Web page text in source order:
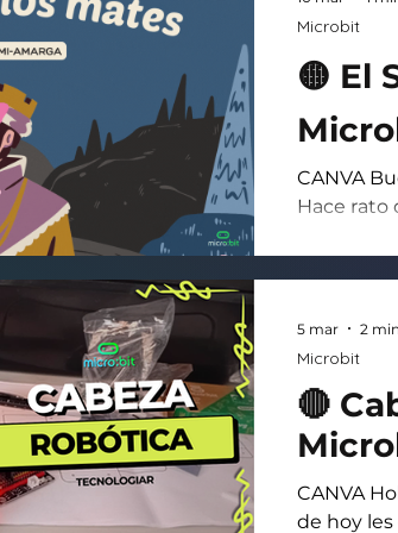
súper
🟡 El
CANVA
Hace rato
con este
texto:
amarg
Microbit
🔴
CANVA
de hoy
Microbit
5 mar 2